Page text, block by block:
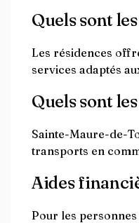
Quels sont
Les résidences
services adaptés
Quels sont
Sainte-Maure-de-
transports en
Aides
Pour les